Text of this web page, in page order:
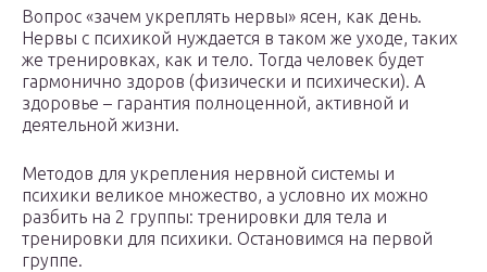
Вопрос «зачем укреплять нервы» ясен, как день.
Нервы с психикой нуждается в таком же уходе, таких
же тренировках, как и тело. Тогда человек будет
гармонично здоров (физически и психически). А
здоровье – гарантия полноценной, активной и
деятельной жизни.
Методов для укрепления нервной системы и
психики великое множество, а условно их можно
разбить на 2 группы: тренировки для тела и
тренировки для психики. Остановимся на первой
группе.